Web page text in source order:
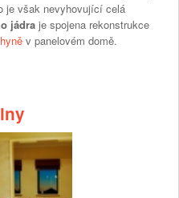
je však nevyhovující celá
jádra je spojena rekonstrukce
v panelovém domě.